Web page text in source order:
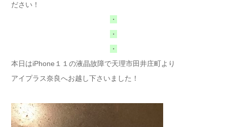
ださい！
・
・
・
本日はiPhone１１の液晶故障で天理市田井庄町より
アイプラス奈良へお越し下さいました！